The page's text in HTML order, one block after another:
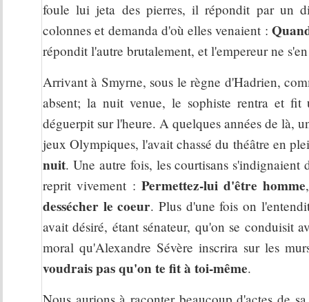
foule lui jeta des pierres, il répondit par un
colonnes et demanda d'où elles venaient :
répondit l'autre brutalement, et l'empereur ne
Arrivant à Smyrne, sous le règne d'Hadrien,
absent; la nuit venue, le sophiste rentra et
déguerpit sur l'heure. A quelques années de là,
jeux Olympiques, l'avait chassé du théâtre en
nuit. Une autre fois, les courtisans
reprit vivement : Permettez-lui d'être homme
dessécher le coeur. Plus d'une fois on
avait désiré, étant sénateur, qu'on se conduisit
moral qu'Alexandre Sévère inscrira sur les
voudrais pas qu'on te fit à toi-même.